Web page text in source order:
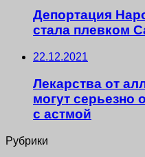
Депортация
стала плевком
22.12.2021
Лекарства от
могут серьезно
с астмой
Рубрики